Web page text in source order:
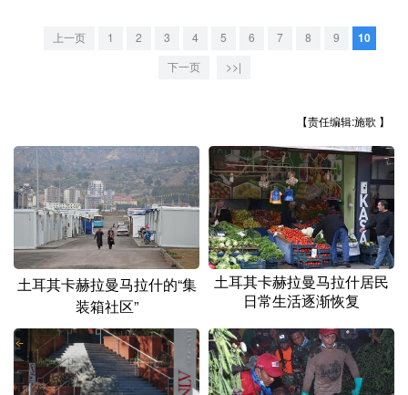
Deutsch Português
上一页 1 2 3 4 5 6 7 8 9 10
下一页 >>|
【责任编辑:施歌 】
土耳其卡赫拉曼马拉什的“集
装箱社区”
土耳其卡赫拉曼马拉什居民
日常生活逐渐恢复